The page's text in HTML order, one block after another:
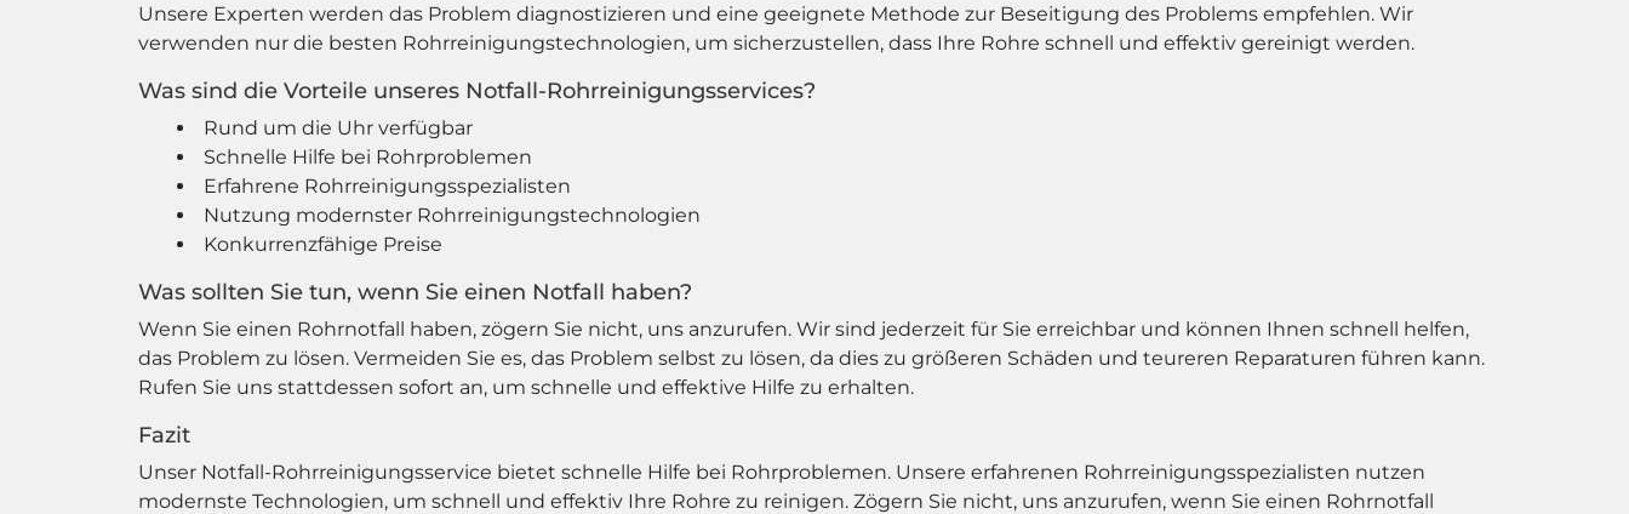
Unsere Experten werden das Problem diagnostizieren und eine geeignete Methode zur Beseitigung des Problems empfehlen. Wir
verwenden nur die besten Rohrreinigungstechnologien, um sicherzustellen, dass Ihre Rohre schnell und effektiv gereinigt werden.
Was sind die Vorteile unseres Notfall-Rohrreinigungsservices?
Rund um die Uhr verfügbar
Schnelle Hilfe bei Rohrproblemen
Erfahrene Rohrreinigungsspezialisten
Nutzung modernster Rohrreinigungstechnologien
Konkurrenzfähige Preise
Was sollten Sie tun, wenn Sie einen Notfall haben?
Wenn Sie einen Rohrnotfall haben, zögern Sie nicht, uns anzurufen. Wir sind jederzeit für Sie erreichbar und können Ihnen schnell helfen,
das Problem zu lösen. Vermeiden Sie es, das Problem selbst zu lösen, da dies zu größeren Schäden und teureren Reparaturen führen kann.
Rufen Sie uns stattdessen sofort an, um schnelle und effektive Hilfe zu erhalten.
Fazit
Unser Notfall-Rohrreinigungsservice bietet schnelle Hilfe bei Rohrproblemen. Unsere erfahrenen Rohrreinigungsspezialisten nutzen
modernste Technologien, um schnell und effektiv Ihre Rohre zu reinigen. Zögern Sie nicht, uns anzurufen, wenn Sie einen Rohrnotfall